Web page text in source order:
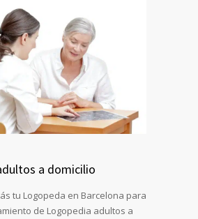
a domicilio
tu Logopeda en Barcelona para
de Logopedia adultos a